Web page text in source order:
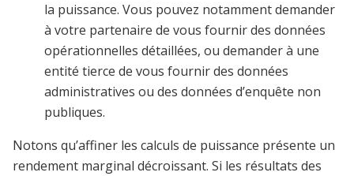
la puissance. Vous pouvez notamment demander
à votre partenaire de vous fournir des données
opérationnelles détaillées, ou demander à une
entité tierce de vous fournir des données
administratives ou des données d’enquête non
publiques.
Notons qu’affiner les calculs de puissance présente un
rendement marginal décroissant. Si les résultats des